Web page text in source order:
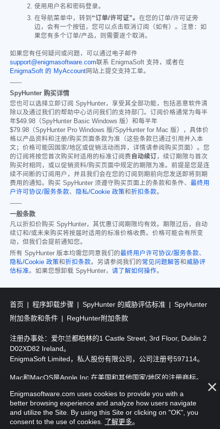
使用用户名和密码登录。
在导航菜单中，转到 “订单/许可证”。 在您的订单/许可证旁
边，会有一个按钮，您可以点击取消订阅（如有）。注意：如
果您有多个订单/产品，则需要逐个取消。
如果您有任何疑问或问题，可以通过电子邮件
support@enigmasoftware.com联系 EnigmaSoft 支持，或者在
EnigmaSoft 的 MyAccount网站上提交支持工单。
------
SpyHunter 购买详情
您也可以选择立即订阅 SpyHunter，享受其全部功能，包括恶意软件清
除以及通过我们的帮助中心访问我们的支持部门。订阅价格通常为每半
年$49.98 （SpyHunter Basic Windows 版）和每半年
$79.98 （SpyHunter Pro Windows 版/SpyHunter for Mac 版），具体价
格以产品资料和注册/购买页面条款为准（这些条款已通过引用并入本
文；价格可能因国家/地区或促销活动而异，详情请参阅购买页面）。您
的订阅将按您首次购买时适用的标准订阅费 自动续订 ，续订期限与首次
购买时相同，或以促销资料/购买页面中规定的期限为准。前提是您是连
续不间断的订阅用户，并且我们会在您的订阅到期前向您发送即将到期
费用的通知。购买 SpyHunter 须遵守购买页面上的条款和条件、 最终用
户许可协议/服务条款、 隐私/Cookie 政策和折扣条款。
------
一般条款
凡以折扣价购买 SpyHunter，其优惠订阅期限均有效。期限过后，自动
续订和/或未来购买将按届时适用的标准价格收费。价格可能会有所变
动，但我们会提前通知您。
所有 SpyHunter 版本均需您同意我们的最终用户许可协议/服务条款、
隐私/Cookie 政策和折扣条款。另请参阅我们的常见问题解答和威胁评
估标准。如果您想卸载 SpyHunter， 请了解如何操作。
首页 程序卸载步骤 SpyHunter 的威胁评估标准
SpyHunter
附加条款和条件
RegHunter附加条款
注册办事处：爱尔兰都柏林的1 Castle Street, 3rd Floor, Dublin 2
D02XD82 Ireland。
EnigmaSoft Limited，私人股份有限公司，公司注册号597114。
Mac和MacOS是Apple Inc.在美国和其他国家/地区的注册商标。
版权所有2016-2026。EnigmaSoft Ltd. 保留所有权利。
Enigmasoftware.com uses cookies to provide you with a
better browsing experience and analyze how users navigate
and utilize the Site. By using this Site or clicking on "OK", you
consent to the use of cookies. 了解更多。